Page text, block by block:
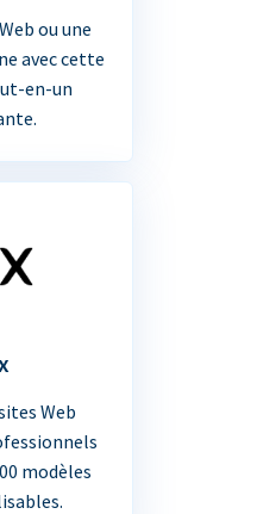
ou une
avec cette
en-un
Web
modèles